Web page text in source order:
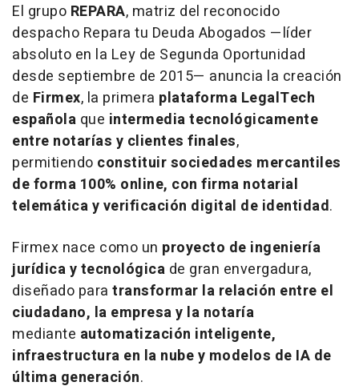
El grupo REPARA, matriz del reconocido
despacho Repara tu Deuda Abogados —líder
absoluto en la Ley de Segunda Oportunidad
desde septiembre de 2015— anuncia la creación
de Firmex, la primera plataforma LegalTech
española que intermedia tecnológicamente
entre notarías y clientes finales,
permitiendo constituir sociedades mercantiles
de forma 100% online, con firma notarial
telemática y verificación digital de identidad.
Firmex nace como un proyecto de ingeniería
jurídica y tecnológica de gran envergadura,
diseñado para transformar la relación entre el
ciudadano, la empresa y la notaría
mediante automatización inteligente,
infraestructura en la nube y modelos de IA de
última generación.